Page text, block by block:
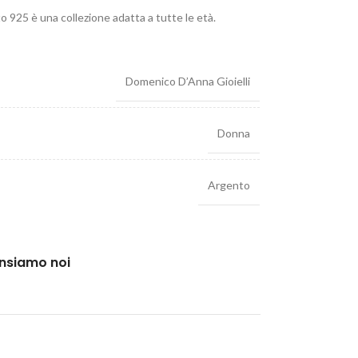
925 è una collezione adatta a tutte le età.
Domenico D’Anna Gioielli
Donna
Argento
noi